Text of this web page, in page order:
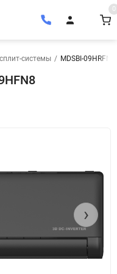
0
системы / MDSBI-
›